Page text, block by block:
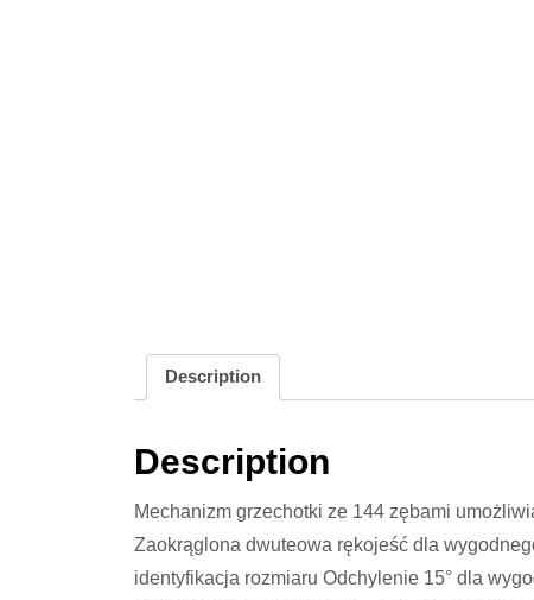
Description
Description
Mechanizm grzechotki ze 144 zębami
Zaokrąglona dwuteowa rękojeść dla
identyfikacja rozmiaru Odchylenie 15° dla